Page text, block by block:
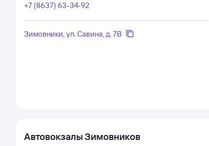
+7 (8637) 63-34-92
Зимовники, ул. Савина, д. 7В
АвтовокзалыЗимовников